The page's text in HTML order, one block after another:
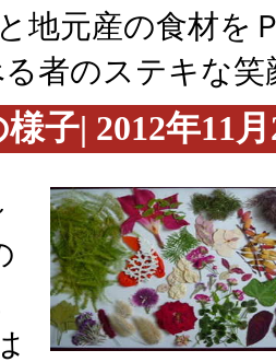
地元産の食材を
者のステキな
子| 2012年11月